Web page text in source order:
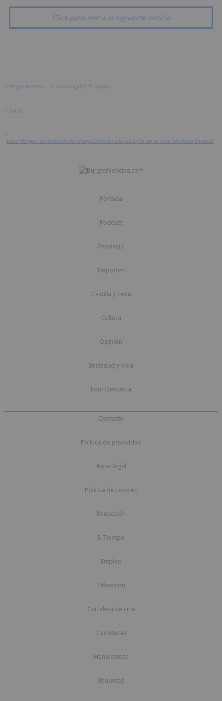
Click para leer a la siguiente noticia
> BurgosNoticias - El diario digital de Burgos
> Local
>
Local Burgos: Un fallecido en la explosión en una vivienda de la calle Modesto Ciruelos
Portada
Podcast
Provincia
Deportes
Castilla y León
Cultura
Opinión
Sociedad y Vida
Foto Denuncia
Contacto
Política de privacidad
Aviso legal
Política de cookies
Redacción
El Tiempo
Empleo
Televisión
Cartelera de cine
Carreteras
Hemeroteca
Etiquetas